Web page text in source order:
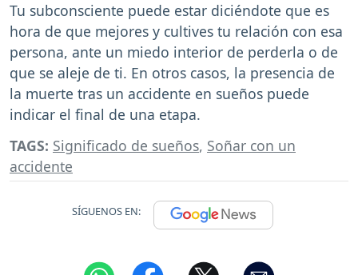
Tu subconsciente puede estar diciéndote que es
hora de que mejores y cultives tu relación con esa
persona, ante un miedo interior de perderla o de
que se aleje de ti. En otros casos, la presencia de
la muerte tras un accidente en sueños puede
indicar el final de una etapa.
TAGS: Significado de sueños, Soñar con un
accidente
SÍGUENOS EN: